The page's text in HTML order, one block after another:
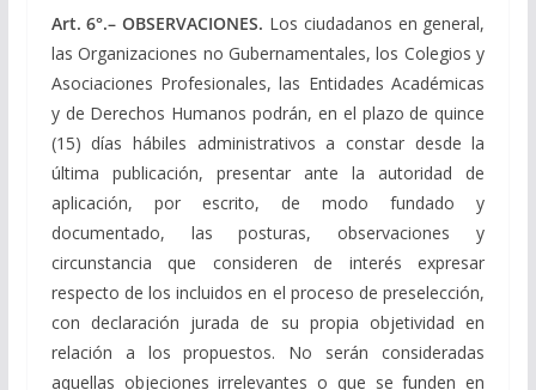
Art. 6°.– OBSERVACIONES. Los ciudadanos en general,
las Organizaciones no Gubernamentales, los Colegios y
Asociaciones Profesionales, las Entidades Académicas
y de Derechos Humanos podrán, en el plazo de quince
(15) días hábiles administrativos a constar desde la
última publicación, presentar ante la autoridad de
aplicación, por escrito, de modo fundado y
documentado, las posturas, observaciones y
circunstancia que consideren de interés expresar
respecto de los incluidos en el proceso de preselección,
con declaración jurada de su propia objetividad en
relación a los propuestos. No serán consideradas
aquellas objeciones irrelevantes o que se funden en